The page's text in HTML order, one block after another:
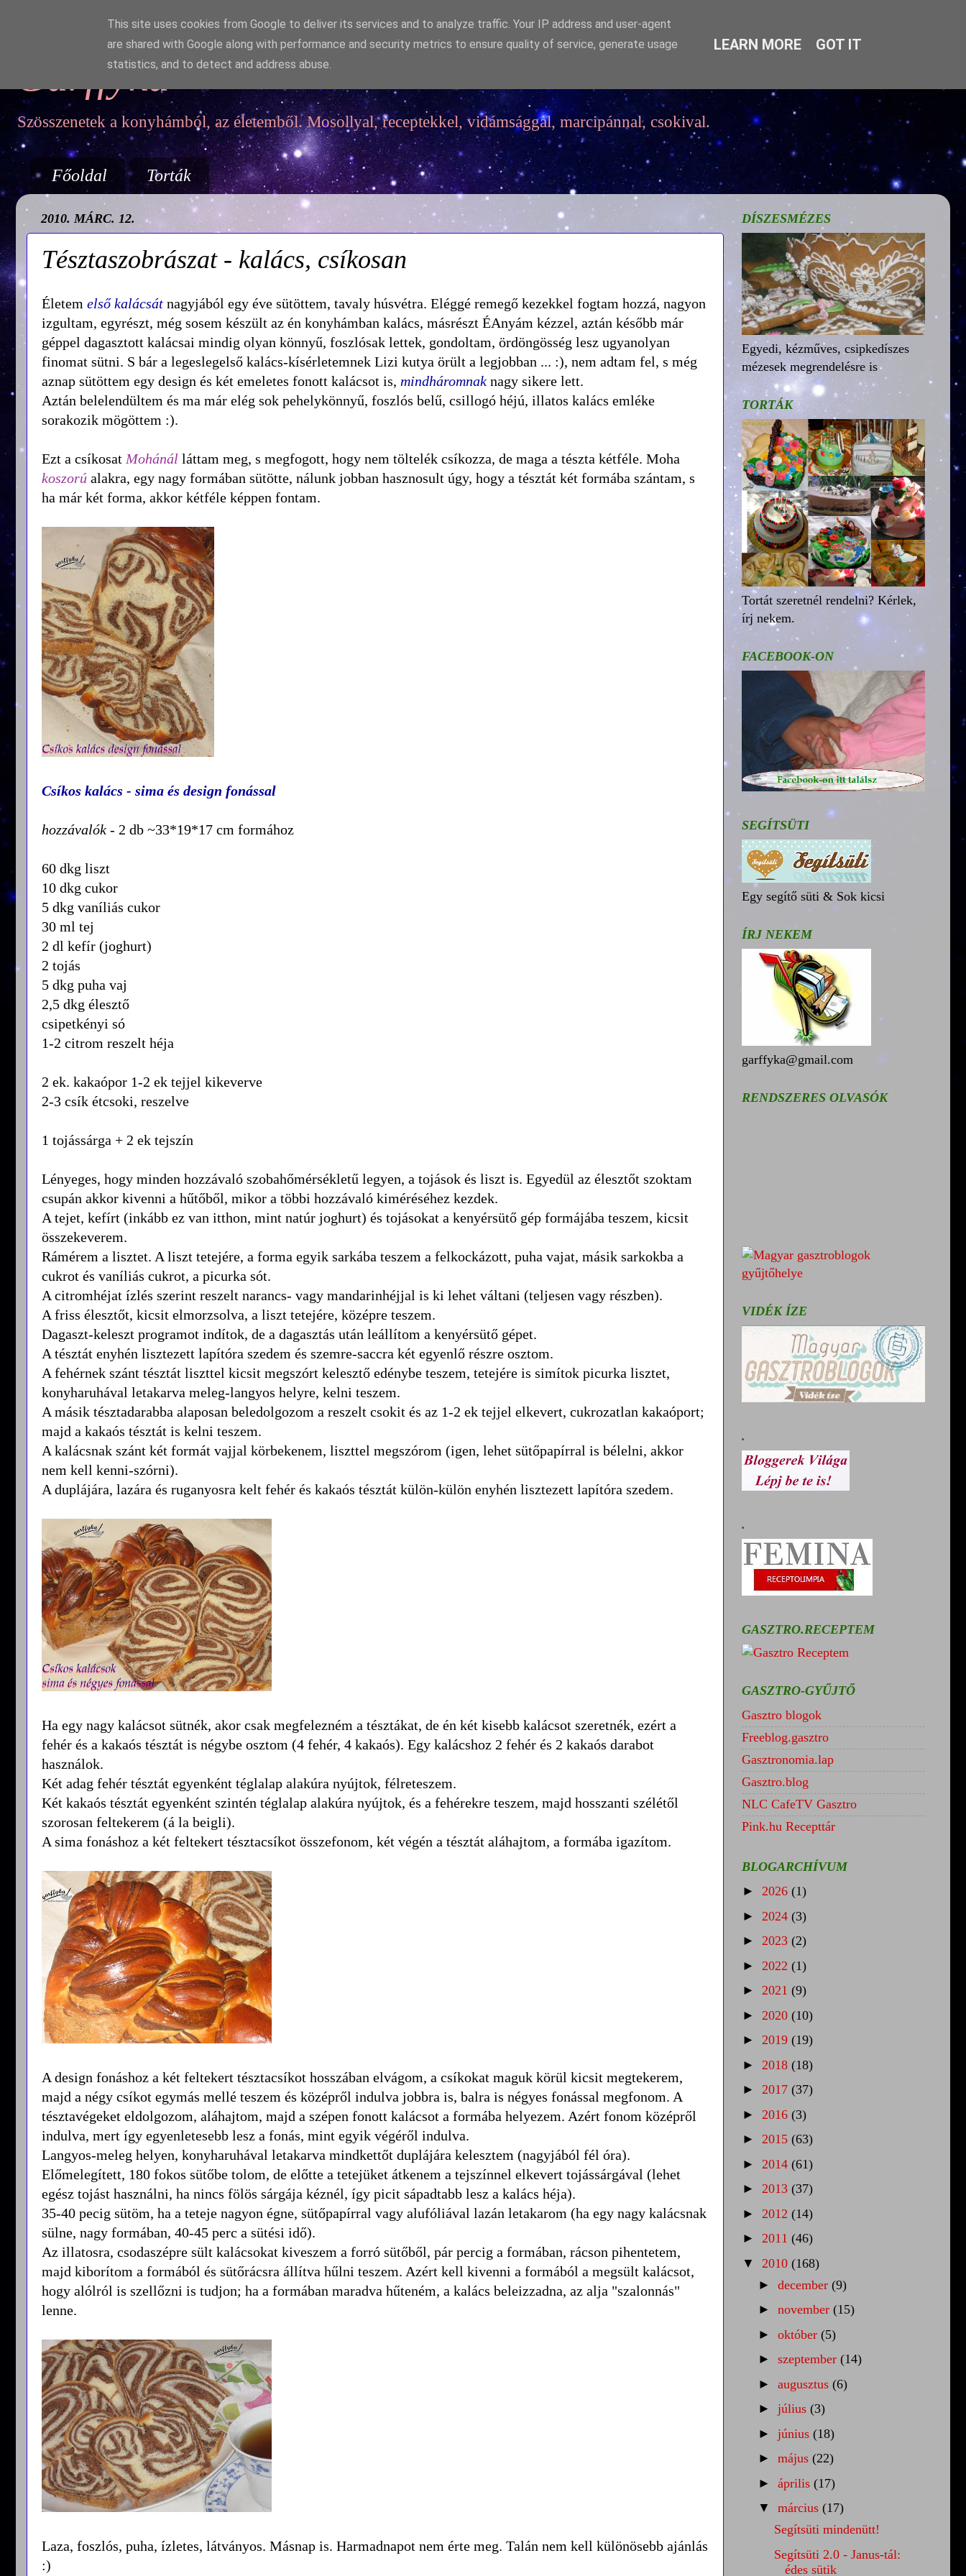
Garffyka
Szösszenetek a konyhámból, az életemből. Mosollyal, receptekkel, vidámsággal, marcipánnal, csokival.
Főoldal Torták
2010. MÁRC. 12.
Tésztaszobrászat - kalács, csíkosan
Életem első kalácsát nagyjából egy éve sütöttem, tavaly húsvétra. Eléggé remegő kezekkel fogtam hozzá, nagyon
izgultam, egyrészt, még sosem készült az én konyhámban kalács, másrészt ÉAnyám kézzel, aztán később már
géppel dagasztott kalácsai mindig olyan könnyű, foszlósak lettek, gondoltam, ördöngösség lesz ugyanolyan
finomat sütni. S bár a legeslegelső kalács-kísérletemnek Lizi kutya örült a legjobban ... :), nem adtam fel, s még
aznap sütöttem egy design és két emeletes fonott kalácsot is, mindháromnak nagy sikere lett.
Aztán belelendültem és ma már elég sok pehelykönnyű, foszlós belű, csillogó héjú, illatos kalács emléke
sorakozik mögöttem :).
Ezt a csíkosat Mohánál láttam meg, s megfogott, hogy nem töltelék csíkozza, de maga a tészta kétféle. Moha
koszorú alakra, egy nagy formában sütötte, nálunk jobban hasznosult úgy, hogy a tésztát két formába szántam, s
ha már két forma, akkor kétféle képpen fontam.
Csíkos kalács - sima és design fonással
hozzávalók - 2 db ~33*19*17 cm formához
60 dkg liszt
10 dkg cukor
5 dkg vaníliás cukor
30 ml tej
2 dl kefír (joghurt)
2 tojás
5 dkg puha vaj
2,5 dkg élesztő
csipetkényi só
1-2 citrom reszelt héja
2 ek. kakaópor 1-2 ek tejjel kikeverve
2-3 csík étcsoki, reszelve
1 tojássárga + 2 ek tejszín
Lényeges, hogy minden hozzávaló szobahőmérsékletű legyen, a tojások és liszt is. Egyedül az élesztőt szoktam
csupán akkor kivenni a hűtőből, mikor a többi hozzávaló kiméréséhez kezdek.
A tejet, kefírt (inkább ez van itthon, mint natúr joghurt) és tojásokat a kenyérsütő gép formájába teszem, kicsit
összekeverem.
Rámérem a lisztet. A liszt tetejére, a forma egyik sarkába teszem a felkockázott, puha vajat, másik sarkokba a
cukrot és vaníliás cukrot, a picurka sót.
A citromhéjat ízlés szerint reszelt narancs- vagy mandarinhéjjal is ki lehet váltani (teljesen vagy részben).
A friss élesztőt, kicsit elmorzsolva, a liszt tetejére, középre teszem.
Dagaszt-keleszt programot indítok, de a dagasztás után leállítom a kenyérsütő gépet.
A tésztát enyhén lisztezett lapítóra szedem és szemre-saccra két egyenlő részre osztom.
A fehérnek szánt tésztát liszttel kicsit megszórt kelesztő edénybe teszem, tetejére is simítok picurka lisztet,
konyharuhával letakarva meleg-langyos helyre, kelni teszem.
A másik tésztadarabba alaposan beledolgozom a reszelt csokit és az 1-2 ek tejjel elkevert, cukrozatlan kakaóport;
majd a kakaós tésztát is kelni teszem.
A kalácsnak szánt két formát vajjal körbekenem, liszttel megszórom (igen, lehet sütőpapírral is bélelni, akkor
nem kell kenni-szórni).
A duplájára, lazára és ruganyosra kelt fehér és kakaós tésztát külön-külön enyhén lisztezett lapítóra szedem.
Ha egy nagy kalácsot sütnék, akor csak megfelezném a tésztákat, de én két kisebb kalácsot szeretnék, ezért a
fehér és a kakaós tésztát is négybe osztom (4 fehér, 4 kakaós). Egy kalácshoz 2 fehér és 2 kakaós darabot
használok.
Két adag fehér tésztát egyenként téglalap alakúra nyújtok, félreteszem.
Két kakaós tésztát egyenként szintén téglalap alakúra nyújtok, és a fehérekre teszem, majd hosszanti szélétől
szorosan feltekerem (á la beigli).
A sima fonáshoz a két feltekert tésztacsíkot összefonom, két végén a tésztát aláhajtom, a formába igazítom.
A design fonáshoz a két feltekert tésztacsíkot hosszában elvágom, a csíkokat maguk körül kicsit megtekerem,
majd a négy csíkot egymás mellé teszem és középről indulva jobbra is, balra is négyes fonással megfonom. A
tésztavégeket eldolgozom, aláhajtom, majd a szépen fonott kalácsot a formába helyezem. Azért fonom középről
indulva, mert így egyenletesebb lesz a fonás, mint egyik végéről indulva.
Langyos-meleg helyen, konyharuhával letakarva mindkettőt duplájára kelesztem (nagyjából fél óra).
Előmelegített, 180 fokos sütőbe tolom, de előtte a tetejüket átkenem a tejszínnel elkevert tojássárgával (lehet
egész tojást használni, ha nincs fölös sárgája kéznél, így picit sápadtabb lesz a kalács héja).
35-40 pecig sütöm, ha a teteje nagyon égne, sütőpapírral vagy alufóliával lazán letakarom (ha egy nagy kalácsnak
sülne, nagy formában, 40-45 perc a sütési idő).
Az illatosra, csodaszépre sült kalácsokat kiveszem a forró sütőből, pár percig a formában, rácson pihentetem,
majd kiborítom a formából és sütőrácsra állítva hűlni teszem. Azért kell kivenni a formából a megsült kalácsot,
hogy alólról is szellőzni is tudjon; ha a formában maradva hűteném, a kalács beleizzadna, az alja "szalonnás"
lenne.
Laza, foszlós, puha, ízletes, látványos. Másnap is. Harmadnapot nem érte meg. Talán nem kell különösebb ajánlás
:)
DÍSZESMÉZES
Egyedi, kézműves, csipkedíszes
mézesek megrendelésre is
TORTÁK
Tortát szeretnél rendelni? Kérlek,
írj nekem.
FACEBOOK-ON
SEGÍTSÜTI
Egy segítő süti & Sok kicsi
ÍRJ NEKEM
garffyka@gmail.com
RENDSZERES OLVASÓK
VIDÉK ÍZE
.
.
GASZTRO.RECEPTEM
GASZTRO-GYŰJTŐ
Gasztro blogok
Freeblog.gasztro
Gasztronomia.lap
Gasztro.blog
NLC CafeTV Gasztro
Pink.hu Recepttár
BLOGARCHÍVUM
► 2026 (1)
► 2024 (3)
► 2023 (2)
► 2022 (1)
► 2021 (9)
► 2020 (10)
► 2019 (19)
► 2018 (18)
► 2017 (37)
► 2016 (3)
► 2015 (63)
► 2014 (61)
► 2013 (37)
► 2012 (14)
► 2011 (46)
▼ 2010 (168)
► december (9)
► november (15)
► október (5)
► szeptember (14)
► augusztus (6)
► július (3)
► június (18)
► május (22)
► április (17)
▼ március (17)
Segítsüti mindenütt!
Segítsüti 2.0 - Janus-tál:
édes sütik
This site uses cookies from Google to deliver its services and to analyze traffic. Your IP address and user-agent
are shared with Google along with performance and security metrics to ensure quality of service, generate usage
statistics, and to detect and address abuse.
LEARN MORE GOT IT